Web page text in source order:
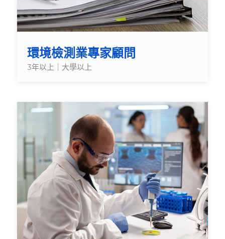
環境檢測業專家顧問
3年以上｜大學以上